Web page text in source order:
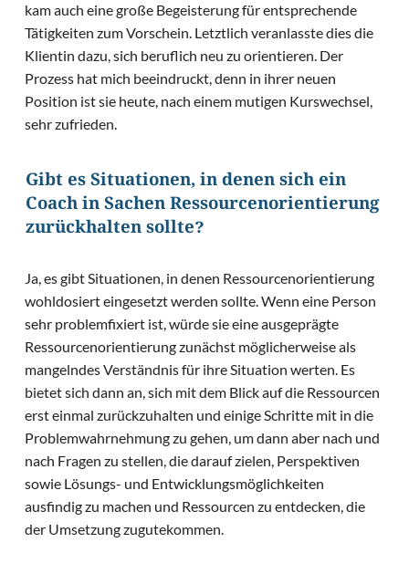
kam auch eine große Begeisterung für entsprechende
Tätigkeiten zum Vorschein. Letztlich veranlasste dies die
Klientin dazu, sich beruflich neu zu orientieren. Der
Prozess hat mich beeindruckt, denn in ihrer neuen
Position ist sie heute, nach einem mutigen Kurswechsel,
sehr zufrieden.
Gibt es Situationen, in denen sich ein
Coach in Sachen Ressourcenorientierung
zurückhalten sollte?
Ja, es gibt Situationen, in denen Ressourcenorientierung
wohldosiert eingesetzt werden sollte. Wenn eine Person
sehr problemfixiert ist, würde sie eine ausgeprägte
Ressourcenorientierung zunächst möglicherweise als
mangelndes Verständnis für ihre Situation werten. Es
bietet sich dann an, sich mit dem Blick auf die Ressourcen
erst einmal zurückzuhalten und einige Schritte mit in die
Problemwahrnehmung zu gehen, um dann aber nach und
nach Fragen zu stellen, die darauf zielen, Perspektiven
sowie Lösungs- und Entwicklungsmöglichkeiten
ausfindig zu machen und Ressourcen zu entdecken, die
der Umsetzung zugutekommen.